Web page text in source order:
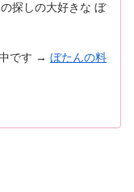
探しの大好きな ぼ
中です →ぼたんの料